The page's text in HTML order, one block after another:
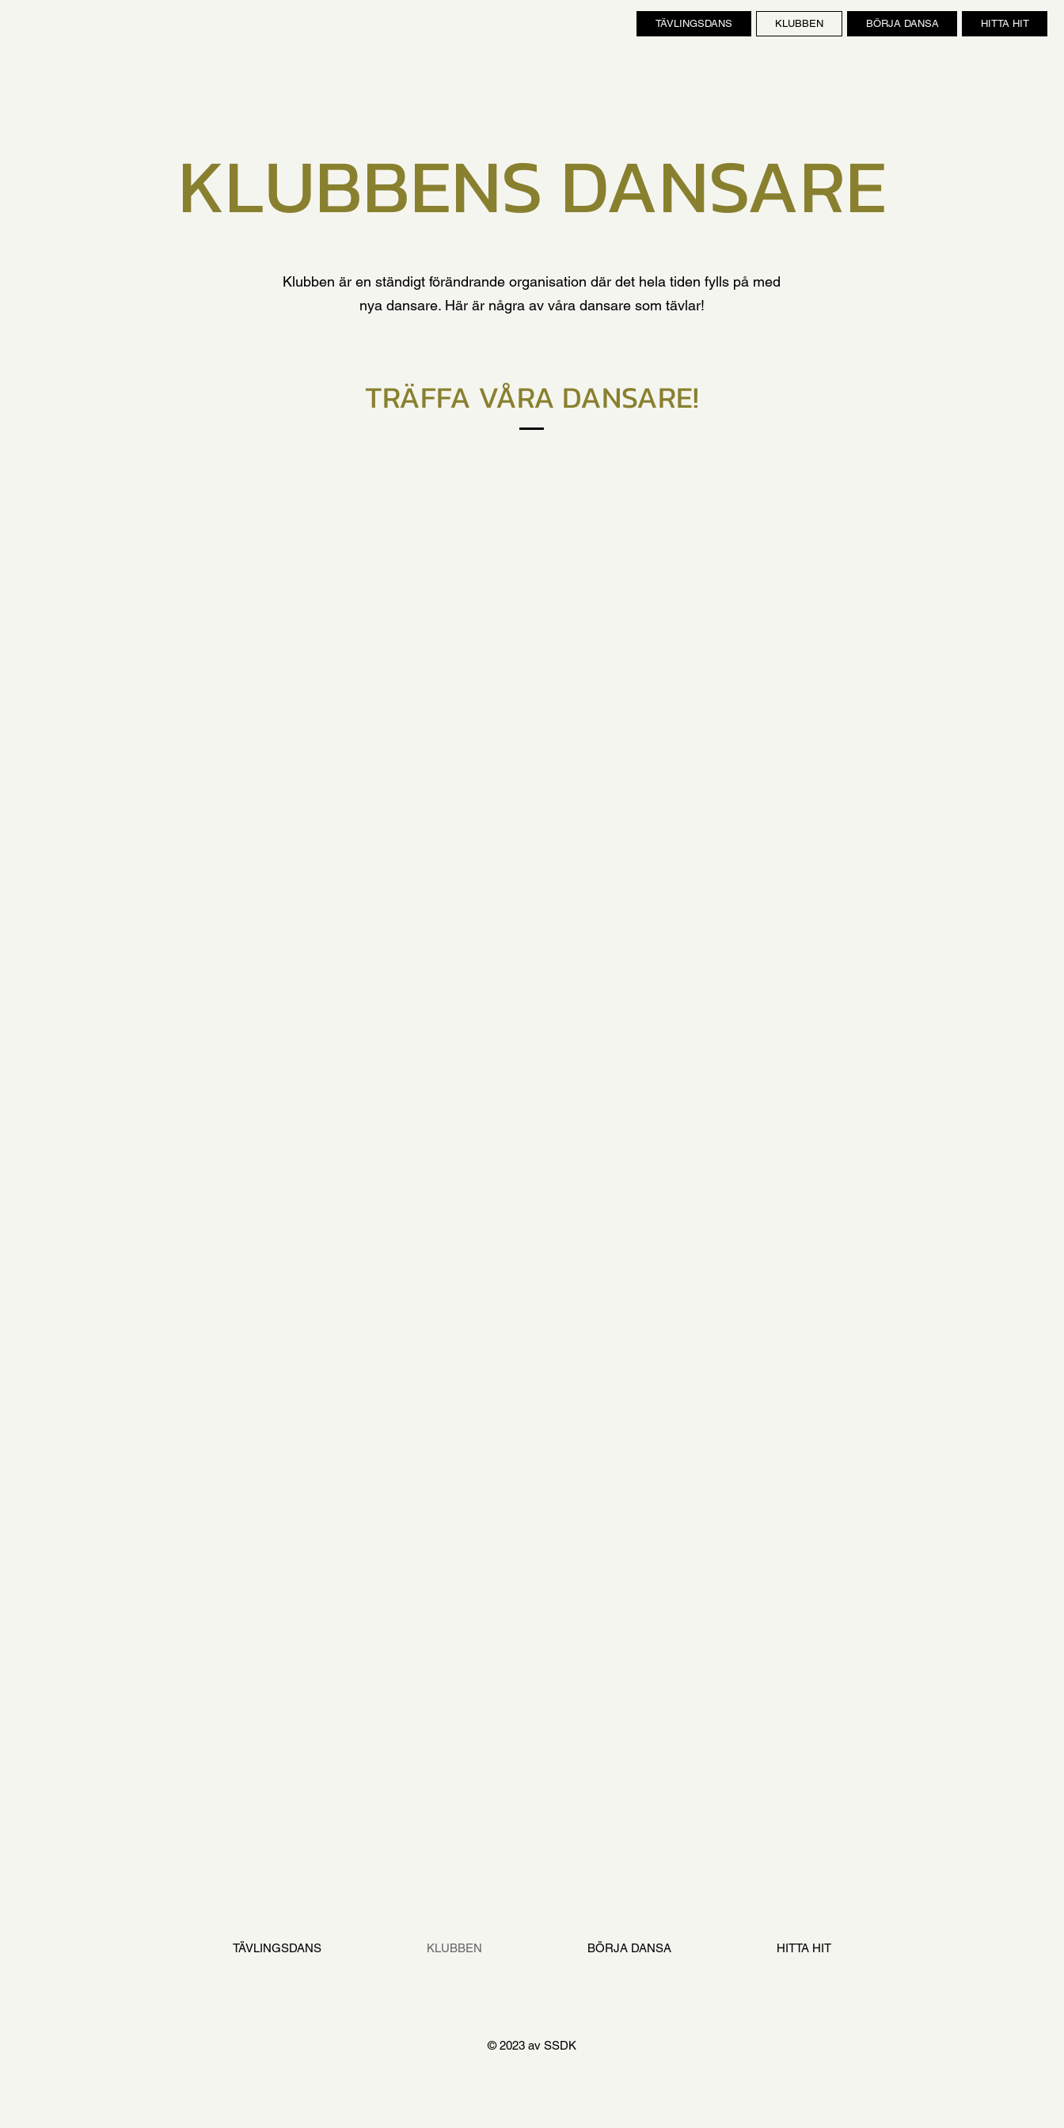
TÄVLINGSDANS KLUBBEN BÖRJA DANSA HITTA HIT
KLUBBENS DANSARE
Klubben är en ständigt förändrande organisation där det hela tiden fylls på med
nya dansare. Här är några av våra dansare som tävlar!
TRÄFFA VÅRA DANSARE!
TÄVLINGSDANS KLUBBEN BÖRJA DANSA HITTA HIT
© 2023 av SSDK